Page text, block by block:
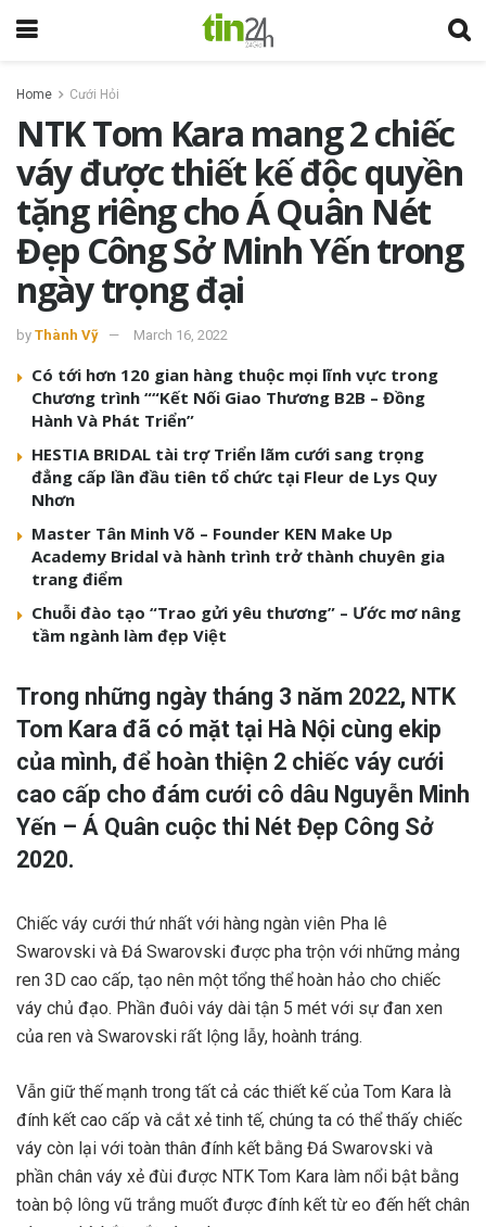
Home Cưới Hỏi
NTK Tom Kara mang 2 chiếc
váy được thiết kế độc quyền
tặng riêng cho Á Quân Nét
Đẹp Công Sở Minh Yến trong
ngày trọng đại
by Thành Vỹ March 16, 2022
Có tới hơn 120 gian hàng thuộc mọi lĩnh vực trong
Chương trình ““Kết Nối Giao Thương B2B – Đồng
Hành Và Phát Triển”
HESTIA BRIDAL tài trợ Triển lãm cưới sang trọng
đẳng cấp lần đầu tiên tổ chức tại Fleur de Lys Quy
Nhơn
Master Tân Minh Võ – Founder KEN Make Up
Academy Bridal và hành trình trở thành chuyên gia
trang điểm
Chuỗi đào tạo “Trao gửi yêu thương” – Ước mơ nâng
tầm ngành làm đẹp Việt
Trong những ngày tháng 3 năm 2022, NTK
Tom Kara đã có mặt tại Hà Nội cùng ekip
của mình, để hoàn thiện 2 chiếc váy cưới
cao cấp cho đám cưới cô dâu Nguyễn Minh
Yến – Á Quân cuộc thi Nét Đẹp Công Sở
2020.
Chiếc váy cưới thứ nhất với hàng ngàn viên Pha lê
Swarovski và Đá Swarovski được pha trộn với những mảng
ren 3D cao cấp, tạo nên một tổng thể hoàn hảo cho chiếc
váy chủ đạo. Phần đuôi váy dài tận 5 mét với sự đan xen
của ren và Swarovski rất lộng lẫy, hoành tráng.
Vẫn giữ thế mạnh trong tất cả các thiết kế của Tom Kara là
đính kết cao cấp và cắt xẻ tinh tế, chúng ta có thể thấy chiếc
váy còn lại với toàn thân đính kết bằng Đá Swarovski và
phần chân váy xẻ đùi được NTK Tom Kara làm nổi bật bằng
toàn bộ lông vũ trắng muốt được đính kết từ eo đến hết chân